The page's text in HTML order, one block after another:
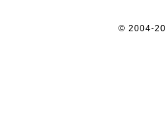
© 2004-